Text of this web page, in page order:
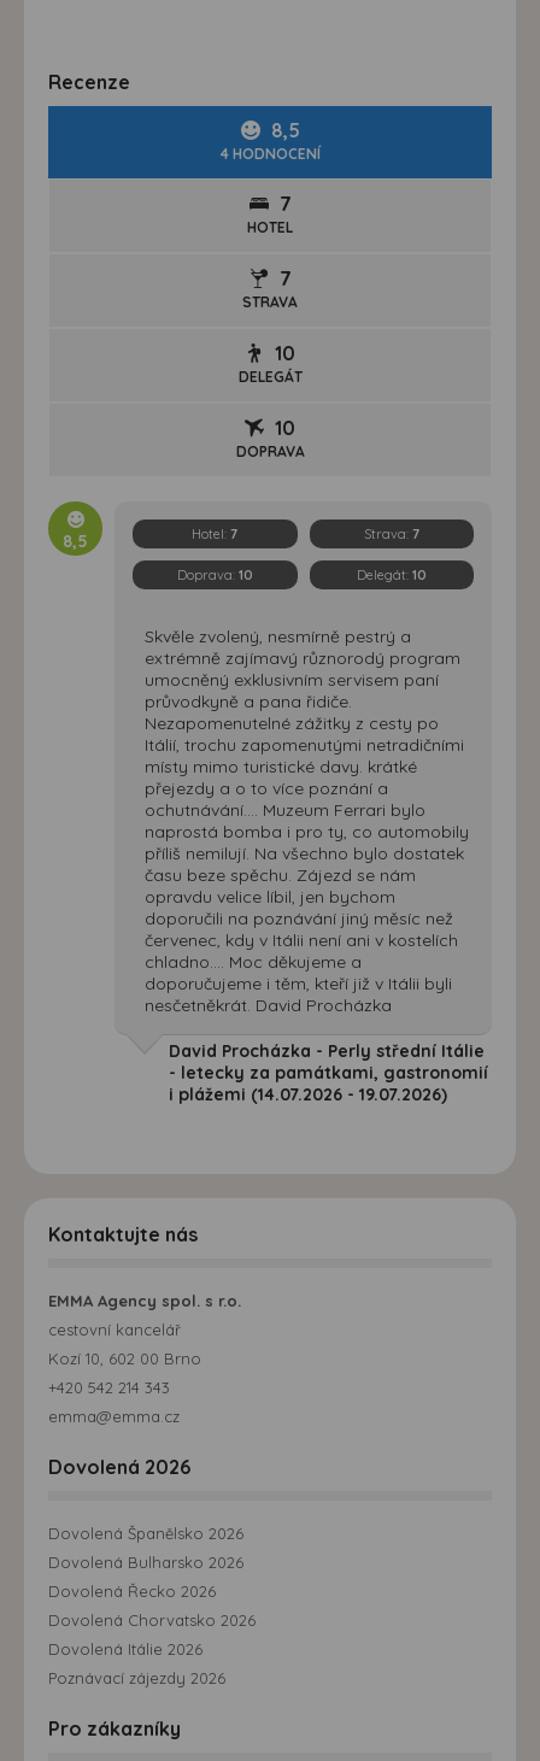
Recenze
8,5
4 HODNOCENÍ
7
HOTEL
7
STRAVA
10
DELEGÁT
10
DOPRAVA
8,5 Hotel:7 Strava: 7
Doprava: 10 Delegát: 10
Skvěle zvolený, nesmírně pestrý a
extrémně zajímavý různorodý program
umocněný exklusivním servisem paní
průvodkyně a pana řidiče.
Nezapomenutelné zážitky z cesty po
Itálií, trochu zapomenutými netradičními
místy mimo turistické davy. krátké
přejezdy a o to více poznání a
ochutnávání.... Muzeum Ferrari bylo
naprostá bomba i pro ty, co automobily
příliš nemilují. Na všechno bylo dostatek
času beze spěchu. Zájezd se nám
opravdu velice líbil, jen bychom
doporučili na poznávání jiný měsíc než
červenec, kdy v Itálii není ani v kostelích
chladno.... Moc děkujeme a
doporučujeme i těm, kteří již v Itálii byli
nesčetněkrát. David Procházka
David Procházka - Perly střední Itálie
- letecky za památkami, gastronomií
i plážemi (14.07.2026 - 19.07.2026)
Kontaktujte nás
EMMA Agency spol. s r.o.
cestovní kancelář
Kozí 10, 602 00 Brno
+420 542 214 343
emma@emma.cz
Dovolená 2026
Dovolená Španělsko 2026
Dovolená Bulharsko 2026
Dovolená Řecko 2026
Dovolená Chorvatsko 2026
Dovolená Itálie 2026
Poznávací zájezdy 2026
Pro zákazníky